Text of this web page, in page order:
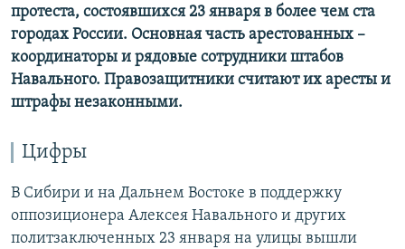
протеста, состоявшихся 23 января в более чем ста
городах России. Основная часть арестованных –
координаторы и рядовые сотрудники штабов
Навального. Правозащитники считают их аресты и
штрафы незаконными.
Цифры
В Сибири и на Дальнем Востоке в поддержку
оппозиционера Алексея Навального и других
политзаключенных 23 января на улицы вышли